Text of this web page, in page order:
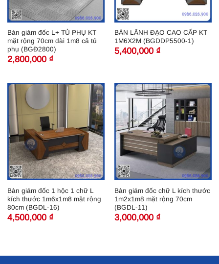
Bàn giám đốc L+ TỦ PHỤ KT
mặt rộng 70cm dài 1m8 cả tủ
phụ (BGĐ2800)
2,800,000 ₫
BÀN LÃNH ĐẠO CAO CẤP KT
1M6X2M (BGDDP5500-1)
5,400,000 ₫
Bàn giám đốc 1 hộc 1 chữ L
kích thước 1m6x1m8 mặt rộng
80cm (BGDL-16)
4,500,000 ₫
Bàn giám đốc chữ L kích thước
1m2x1m8 mặt rộng 70cm
(BGDL-11)
3,000,000 ₫